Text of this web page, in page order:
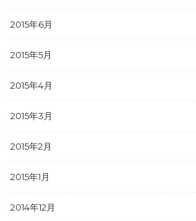
2015年6月
2015年5月
2015年4月
2015年3月
2015年2月
2015年1月
2014年12月